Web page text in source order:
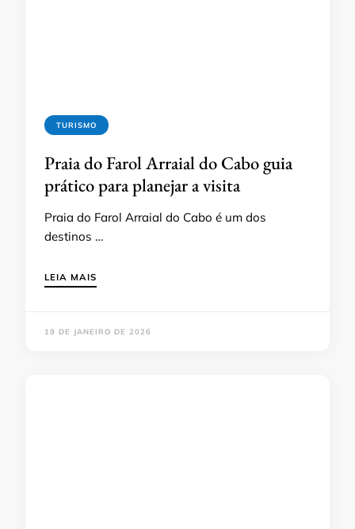
TURISMO
Praia do Farol Arraial do Cabo guia
prático para planejar a visita
Praia do Farol Arraial do Cabo é um dos
destinos …
LEIA MAIS
19 DE JANEIRO DE 2026